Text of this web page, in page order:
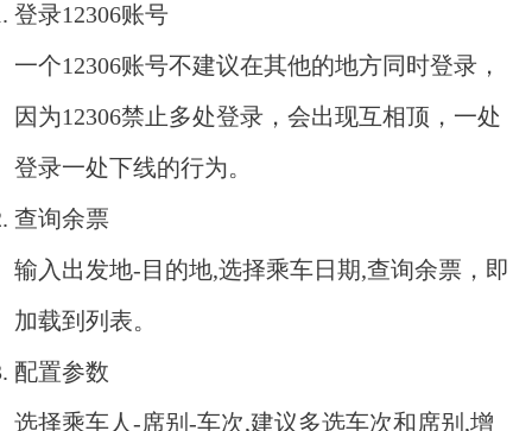
登录12306账号
一个12306账号不建议在其他的地方同时登录，
因为12306禁止多处登录，会出现互相顶，一处
登录一处下线的行为。
查询余票
输入出发地-目的地,选择乘车日期,查询余票，即
加载到列表。
配置参数
选择乘车人-席别-车次,建议多选车次和席别,增